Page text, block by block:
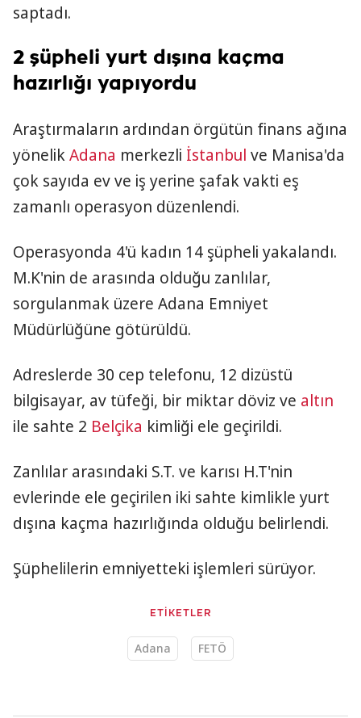
saptadı.
2 şüpheli yurt dışına kaçma
hazırlığı yapıyordu
Araştırmaların ardından örgütün finans ağına
yönelikAdana merkezli İstanbul ve Manisa'da
çok sayıda ev ve iş yerine şafak vakti eş
zamanlı operasyon düzenlendi.
Operasyonda 4'ü kadın 14 şüpheli yakalandı.
M.K'nin de arasında olduğu zanlılar,
sorgulanmak üzere Adana Emniyet
Müdürlüğüne götürüldü.
Adreslerde 30 cep telefonu, 12 dizüstü
bilgisayar, av tüfeği, bir miktar döviz ve altın
ile sahte 2 Belçika kimliği ele geçirildi.
Zanlılar arasındaki S.T. ve karısı H.T'nin
evlerinde ele geçirilen iki sahte kimlikle yurt
dışına kaçma hazırlığında olduğu belirlendi.
Şüphelilerin emniyetteki işlemleri sürüyor.
ETİKETLER
Adana FETÖ